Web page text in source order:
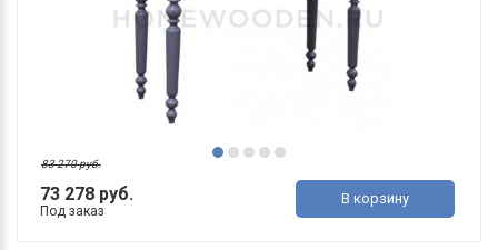
73 278 руб.
83 270 руб.
Под заказ
В корзину